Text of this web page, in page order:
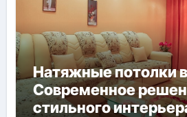
Натяжные потолки
Современное
стильного